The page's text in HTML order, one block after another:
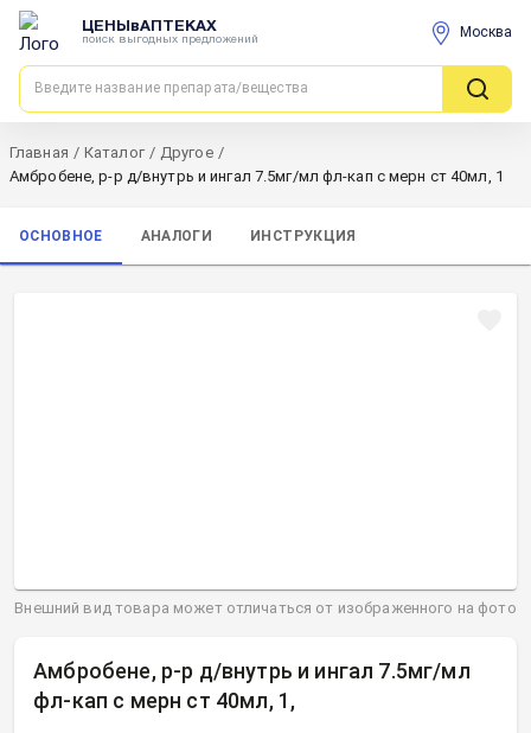
ЦЕНЫвАПТЕКАХ
поиск выгодных предложений Москва
Главная / Каталог / Другое /
Амбробене, р-р д/внутрь и ингал 7.5мг/мл фл-кап с мерн ст 40мл, 1
ОСНОВНОЕ АНАЛОГИ ИНСТРУКЦИЯ
Амбробене, р-р д/внутрь и ингал 7.5мг/мл
фл-кап с мерн ст 40мл, 1 ,
Внешний вид товара может отличаться от изображенного на фото